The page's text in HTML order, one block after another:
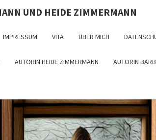
UND HEIDE ZIMMERMANN
IMPRESSUM VITA ÜBER MICH
AUTORIN HEIDE ZIMMERMANN AUTORIN